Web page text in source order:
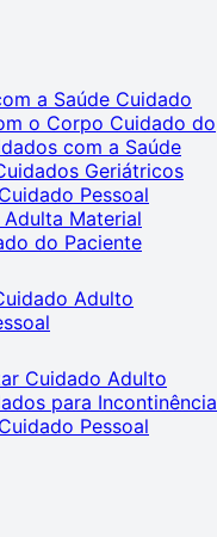
a Saúde Cuidado
o Corpo Cuidado do
com a Saúde
Geriátricos
Pessoal
Material
do Paciente
Adulto
Cuidado Adulto
para Incontinência
Pessoal